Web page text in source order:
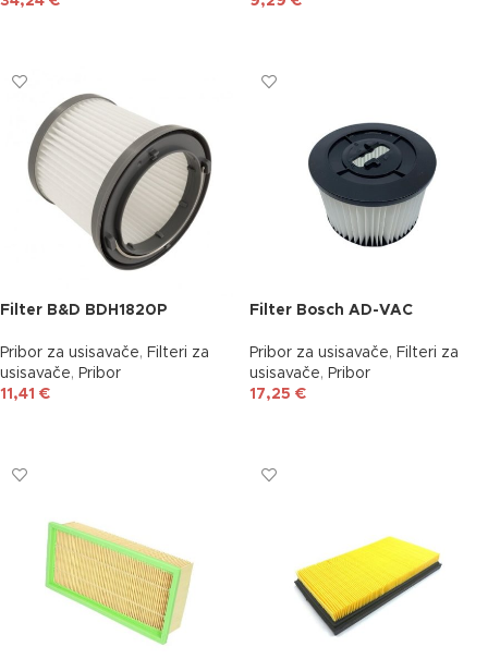
Filter B&D BDH1820P
Pribor za usisavače, Filteri za
usisavače, Pribor
11,41 €
Filter Bosch AD-VAC
Pribor za usisavače, Filteri za
usisavače, Pribor
17,25 €